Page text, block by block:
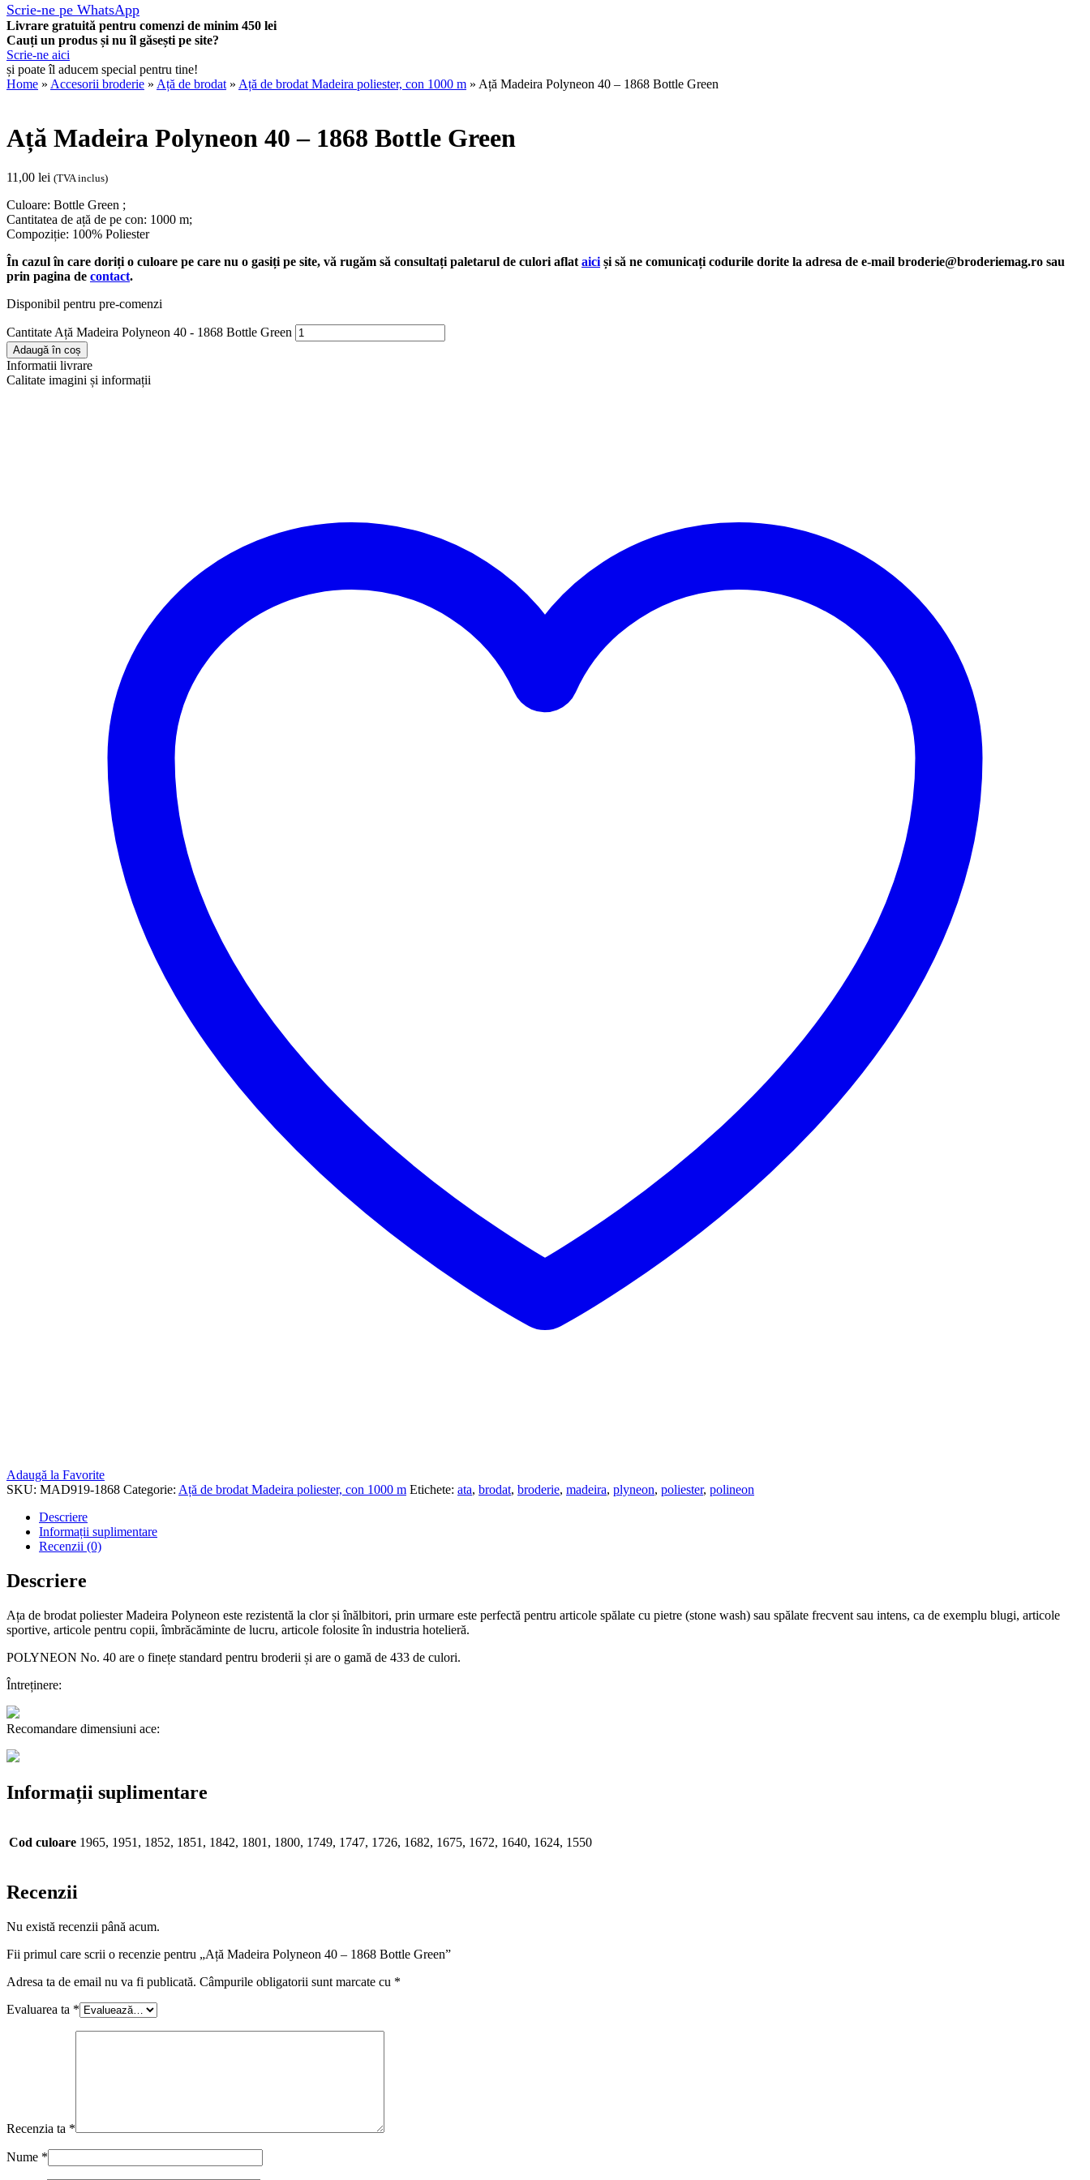
Scrie-ne pe WhatsApp
Livrare gratuită pentru comenzi de minim 450 lei
Cauți un produs și nu îl găsești pe site?
Scrie-ne aici
și poate îl aducem special pentru tine!
Home » Accesorii broderie » Ață de brodat » Ață de brodat Madeira poliester, con 1000 m » Ață Madeira Polyneon 40 – 1868 Bottle Green
Ață Madeira Polyneon 40 – 1868 Bottle Green
11,00 lei (TVA inclus)
Culoare: Bottle Green ;
Cantitatea de ață de pe con: 1000 m;
Compoziție: 100% Poliester
În cazul în care doriți o culoare pe care nu o gasiți pe site, vă rugăm să consultați paletarul de culori aflataiciși să ne comunicați codurile dorite la adresa de e-mail broderie@broderiemag.ro sau
prin pagina de contact.
Disponibil pentru pre-comenzi
Cantitate Ață Madeira Polyneon 40 - 1868 Bottle Green
Adaugă în coș
Informatii livrare
Calitate imagini și informații
Adaugă la Favorite
SKU: MAD919-1868 Categorie: Ață de brodat Madeira poliester, con 1000 m Etichete: ata, brodat, broderie, madeira, plyneon, poliester, polineon
Descriere
Informații suplimentare
Recenzii (0)
Descriere
Ața de brodat poliester Madeira Polyneon este rezistentă la clor și înălbitori, prin urmare este perfectă pentru articole spălate cu pietre (stone wash) sau spălate frecvent sau intens, ca de exemplu blugi, articole
sportive, articole pentru copii, îmbrăcăminte de lucru, articole folosite în industria hotelieră.
POLYNEON No. 40 are o finețe standard pentru broderii și are o gamă de 433 de culori.
Întreținere:
Recomandare dimensiuni ace:
Informații suplimentare
Cod culoare 1965, 1951, 1852, 1851, 1842, 1801, 1800, 1749, 1747, 1726, 1682, 1675, 1672, 1640, 1624, 1550
Recenzii
Nu există recenzii până acum.
Fii primul care scrii o recenzie pentru „Ață Madeira Polyneon 40 – 1868 Bottle Green”
Adresa ta de email nu va fi publicată. Câmpurile obligatorii sunt marcate cu *
Evaluarea ta *
Recenzia ta *
Nume *